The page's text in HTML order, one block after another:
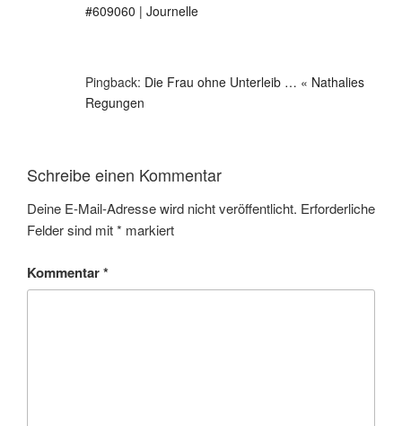
#609060 | Journelle
Pingback: Die Frau ohne Unterleib … « Nathalies
Regungen
Schreibe einen Kommentar
Deine E-Mail-Adresse wird nicht veröffentlicht. Erforderliche
Felder sind mit* markiert
Kommentar*